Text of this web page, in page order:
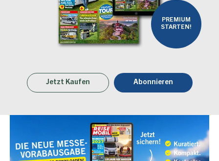
PREMIUM
STARTEN!
Jetzt Kaufen Abonnieren